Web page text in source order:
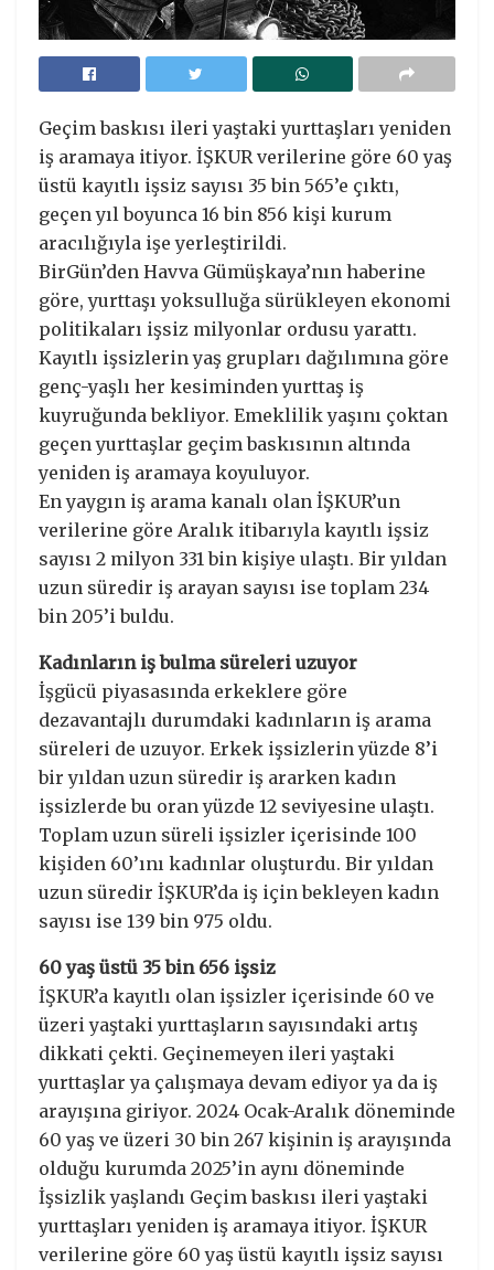
Geçim baskısı ileri yaştaki yurttaşları yeniden
iş aramaya itiyor. İŞKUR verilerine göre 60 yaş
üstü kayıtlı işsiz sayısı 35 bin 565’e çıktı,
geçen yıl boyunca 16 bin 856 kişi kurum
aracılığıyla işe yerleştirildi.
BirGün’den Havva Gümüşkaya’nın haberine
göre, yurttaşı yoksulluğa sürükleyen ekonomi
politikaları işsiz milyonlar ordusu yarattı.
Kayıtlı işsizlerin yaş grupları dağılımına göre
genç-yaşlı her kesiminden yurttaş iş
kuyruğunda bekliyor. Emeklilik yaşını çoktan
geçen yurttaşlar geçim baskısının altında
yeniden iş aramaya koyuluyor.
En yaygın iş arama kanalı olan İŞKUR’un
verilerine göre Aralık itibarıyla kayıtlı işsiz
sayısı 2 milyon 331 bin kişiye ulaştı. Bir yıldan
uzun süredir iş arayan sayısı ise toplam 234
bin 205’i buldu.
Kadınların iş bulma süreleri uzuyor
İşgücü piyasasında erkeklere göre
dezavantajlı durumdaki kadınların iş arama
süreleri de uzuyor. Erkek işsizlerin yüzde 8’i
bir yıldan uzun süredir iş ararken kadın
işsizlerde bu oran yüzde 12 seviyesine ulaştı.
Toplam uzun süreli işsizler içerisinde 100
kişiden 60’ını kadınlar oluşturdu. Bir yıldan
uzun süredir İŞKUR’da iş için bekleyen kadın
sayısı ise 139 bin 975 oldu.
60 yaş üstü 35 bin 656 işsiz
İŞKUR’a kayıtlı olan işsizler içerisinde 60 ve
üzeri yaştaki yurttaşların sayısındaki artış
dikkati çekti. Geçinemeyen ileri yaştaki
yurttaşlar ya çalışmaya devam ediyor ya da iş
arayışına giriyor. 2024 Ocak-Aralık döneminde
60 yaş ve üzeri 30 bin 267 kişinin iş arayışında
olduğu kurumda 2025’in aynı döneminde
İşsizlik yaşlandı Geçim baskısı ileri yaştaki
yurttaşları yeniden iş aramaya itiyor. İŞKUR
verilerine göre 60 yaş üstü kayıtlı işsiz sayısı